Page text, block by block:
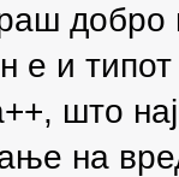
добро
е и
што
на